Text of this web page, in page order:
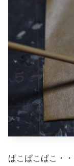
ぱこぱこぱこ・